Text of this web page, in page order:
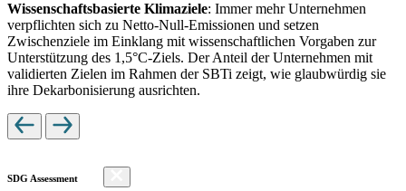
Wissenschaftsbasierte Klimaziele: Immer mehr Unternehmen
verpflichten sich zu Netto-Null-Emissionen und setzen
Zwischenziele im Einklang mit wissenschaftlichen Vorgaben zur
Unterstützung des 1,5°C-Ziels. Der Anteil der Unternehmen mit
validierten Zielen im Rahmen der SBTi zeigt, wie glaubwürdig sie
ihre Dekarbonisierung ausrichten.
SDG Assessment